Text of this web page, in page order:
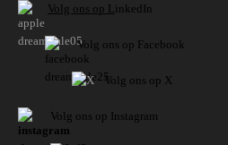
Volg ons op L inkedIn
Volg ons op Facebook
Volg ons op X
Volg ons op Instagram